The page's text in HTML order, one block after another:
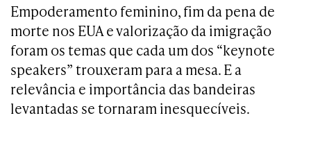
Empoderamento feminino, fim da pena de
morte nos EUA e valorização da imigração
foram os temas que cada um dos “keynote
speakers” trouxeram para a mesa. E a
relevância e importância das bandeiras
levantadas se tornaram inesquecíveis.